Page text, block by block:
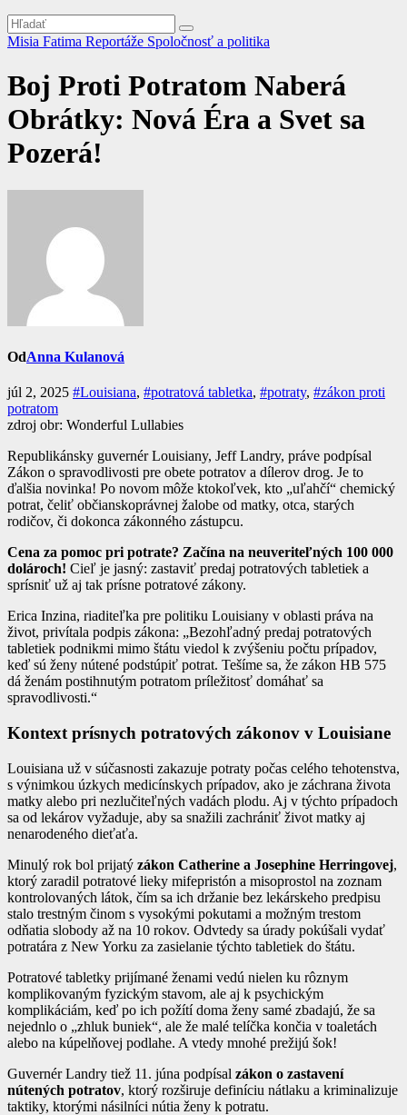
Misia Fatima Reportáže Spoločnosť a politika
Boj Proti Potratom Naberá
Obrátky: Nová Éra a Svet sa
Pozerá!
OdAnna Kulanová
júl 2, 2025 #Louisiana, #potratová tabletka, #potraty, #zákon proti
potratom
zdroj obr: Wonderful Lullabies
Republikánsky guvernér Louisiany, Jeff Landry, práve podpísal
Zákon o spravodlivosti pre obete potratov a dílerov drog. Je to
ďalšia novinka! Po novom môže ktokoľvek, kto „uľahčí“ chemický
potrat, čeliť občianskoprávnej žalobe od matky, otca, starých
rodičov, či dokonca zákonného zástupcu.
Cena za pomoc pri potrate? Začína na neuveriteľných 100 000
dolároch! Cieľ je jasný: zastaviť predaj potratových tabletiek a
sprísniť už aj tak prísne potratové zákony.
Erica Inzina, riaditeľka pre politiku Louisiany v oblasti práva na
život, privítala podpis zákona: „Bezohľadný predaj potratových
tabletiek podnikmi mimo štátu viedol k zvýšeniu počtu prípadov,
keď sú ženy nútené podstúpiť potrat. Tešíme sa, že zákon HB 575
dá ženám postihnutým potratom príležitosť domáhať sa
spravodlivosti.“
Kontext prísnych potratových zákonov v Louisiane
Louisiana už v súčasnosti zakazuje potraty počas celého tehotenstva,
s výnimkou úzkych medicínskych prípadov, ako je záchrana života
matky alebo pri nezlučiteľných vadách plodu. Aj v týchto prípadoch
sa od lekárov vyžaduje, aby sa snažili zachrániť život matky aj
nenarodeného dieťaťa.
Minulý rok bol prijatý zákon Catherine a Josephine Herringovej,
ktorý zaradil potratové lieky mifepristón a misoprostol na zoznam
kontrolovaných látok, čím sa ich držanie bez lekárskeho predpisu
stalo trestným činom s vysokými pokutami a možným trestom
odňatia slobody až na 10 rokov. Odvtedy sa úrady pokúšali vydať
potratára z New Yorku za zasielanie týchto tabletiek do štátu.
Potratové tabletky prijímané ženami vedú nielen ku rôznym
komplikovaným fyzickým stavom, ale aj k psychickým
komplikáciám, keď po ich požítí doma ženy samé zbadajú, že sa
nejednlo o „zhluk buniek“, ale že malé telíčka končia v toaletách
alebo na kúpelňovej podlahe. A vtedy mnohé prežijú šok!
Guvernér Landry tiež 11. júna podpísal zákon o zastavení
nútených potratov, ktorý rozširuje definíciu nátlaku a kriminalizuje
taktiky, ktorými násilníci nútia ženy k potratu.